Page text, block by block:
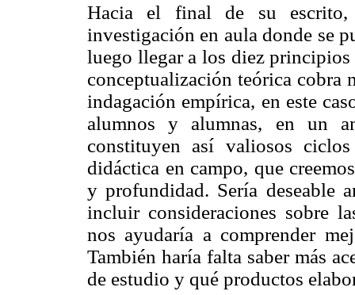
Hacia el final de su escrito,
investigación en aula donde se
luego llegar a los diez
conceptualización teórica cobra
indagación empírica, en este
alumnos y alumnas, en un
constituyen así valiosos
didáctica en campo, que
y profundidad. Sería deseable
incluir consideraciones sobre
nos ayudaría a comprender
También haría falta saber más
de estudio y qué productos